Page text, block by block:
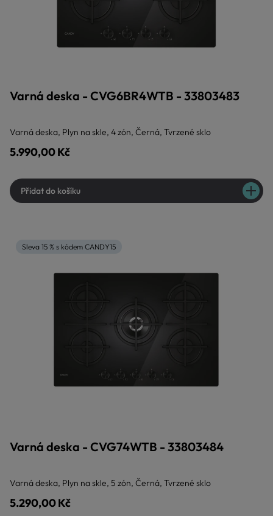
Varná deska - CVG6BR4WTB - 33803483
Varná deska, Plyn na skle, 4 zón, Černá, Tvrzené sklo
5.990,00 Kč
Přidat do košíku
Sleva 15 % s kódem CANDY15
Varná deska - CVG74WTB - 33803484
Varná deska, Plyn na skle, 5 zón, Černá, Tvrzené sklo
5.290,00 Kč